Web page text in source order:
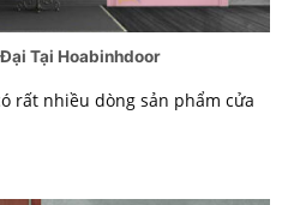
Tại Hoabinhdoor
rất nhiều dòng sản phẩm cửa